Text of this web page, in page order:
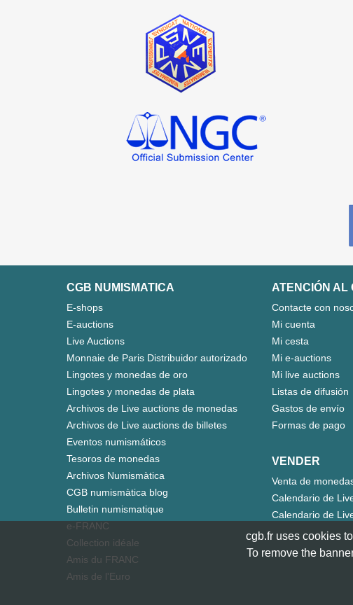
CGB NUMISMATICA
E-shops
E-auctions
Live Auctions
Monnaie de Paris Distribuidor autorizado
Lingotes y monedas de oro
Lingotes y monedas de plata
Archivos de Live auctions de monedas
Archivos de Live auctions de billetes
Eventos numismáticos
Tesoros de monedas
Archivos Numismàtica
CGB numismàtica blog
Bulletin numismatique
e-FRANC
Collection idéale
Amis du FRANC
Amis de l'Euro
ATENCIÓN AL
Contacte con
Mi cuenta
Mi cesta
Mi e-auctions
Mi live auctions
Listas de difusión
Gastos de envío
Formas de pago
VENDER
Venta de
Calendario de
Calendario de
cgb.fr uses cookies
To remove the